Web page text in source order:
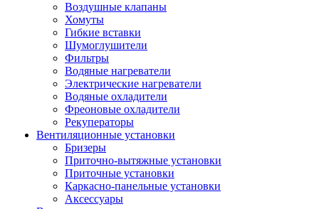
Воздушные клапаны
Хомуты
Гибкие вставки
Шумоглушители
Фильтры
Водяные нагреватели
Электрические нагреватели
Водяные охладители
Фреоновые охладители
Рекуператоры
Вентиляционные установки
Бризеры
Приточно-вытяжные установки
Приточные установки
Каркасно-панельные установки
Аксессуары